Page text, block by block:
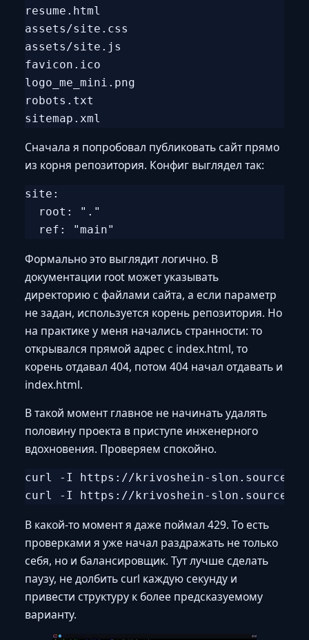
resume.html
assets/site.css
assets/site.js
favicon.ico
logo_me_mini.png
robots.txt
Сначала я попробовал публиковать сайт прямо
из корня репозитория. Конфиг выглядел так:
site:
  root: "."
Формально это выглядит логично. В
документации root может указывать
директорию с файлами сайта, а если параметр
не задан, используется корень репозитория. Но
на практике у меня начались странности: то
открывался прямой адрес с index.html, то
корень отдавал 404, потом 404 начал отдавать и
index.html.
В такой момент главное не начинать удалять
половину проекта в приступе инженерного
вдохновения. Проверяем спокойно.
curl -I https://krivoshein-
В какой-то момент я даже поймал 429. То есть
проверками я уже начал раздражать не только
себя, но и балансировщик. Тут лучше сделать
паузу, не долбить curl каждую секунду и
привести структуру к более предсказуемому
варианту.